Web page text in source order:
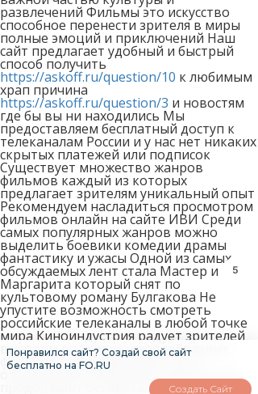
развлечений Фильмы это искусство
способное перенести зрителя в миры
полные эмоций и приключений Наш
сайт предлагает удобный и быстрый
способ получить
https://askoff.ru/question/10 к любимым
храп причина
https://askoff.ru/question/3 и новостям
где бы вы ни находились Мы
предоставляем бесплатный доступ к
телеканалам России и у нас нет никаких
скрытых платежей или подписок
Существует множество жанров
фильмов каждый из которых
предлагает зрителям уникальный опыт
Рекомендуем насладиться просмотром
фильмов онлайн на сайте ИВИ Среди
самых популярных жанров можно
выделить боевики комедии драмы
фантастику и ужасы Одной из самых
обсуждаемых лент стала Мастер и
Маргарита который снят по
культовому роману Булгакова Не
упустите возможность смотреть
российские телеканалы в любой точке
мира Киноиндустрия радует зрителей
выходом на экраны разнообразных
фильмов как зарубежных так и
отечественных Фильмы прошлых лет
продолжают оставаться актуальными
Понравился сайт? Создай свой сайт
бесплатно на FO.RU
Создать Сайт
5